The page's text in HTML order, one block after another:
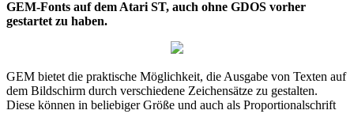
GEM-Fonts auf dem Atari ST, auch ohne GDOS vorher
gestartet zu haben.
GEM bietet die praktische Möglichkeit, die Ausgabe von Texten auf
dem Bildschirm durch verschiedene Zeichensätze zu gestalten.
Diese können in beliebiger Größe und auch als Proportionalschrift